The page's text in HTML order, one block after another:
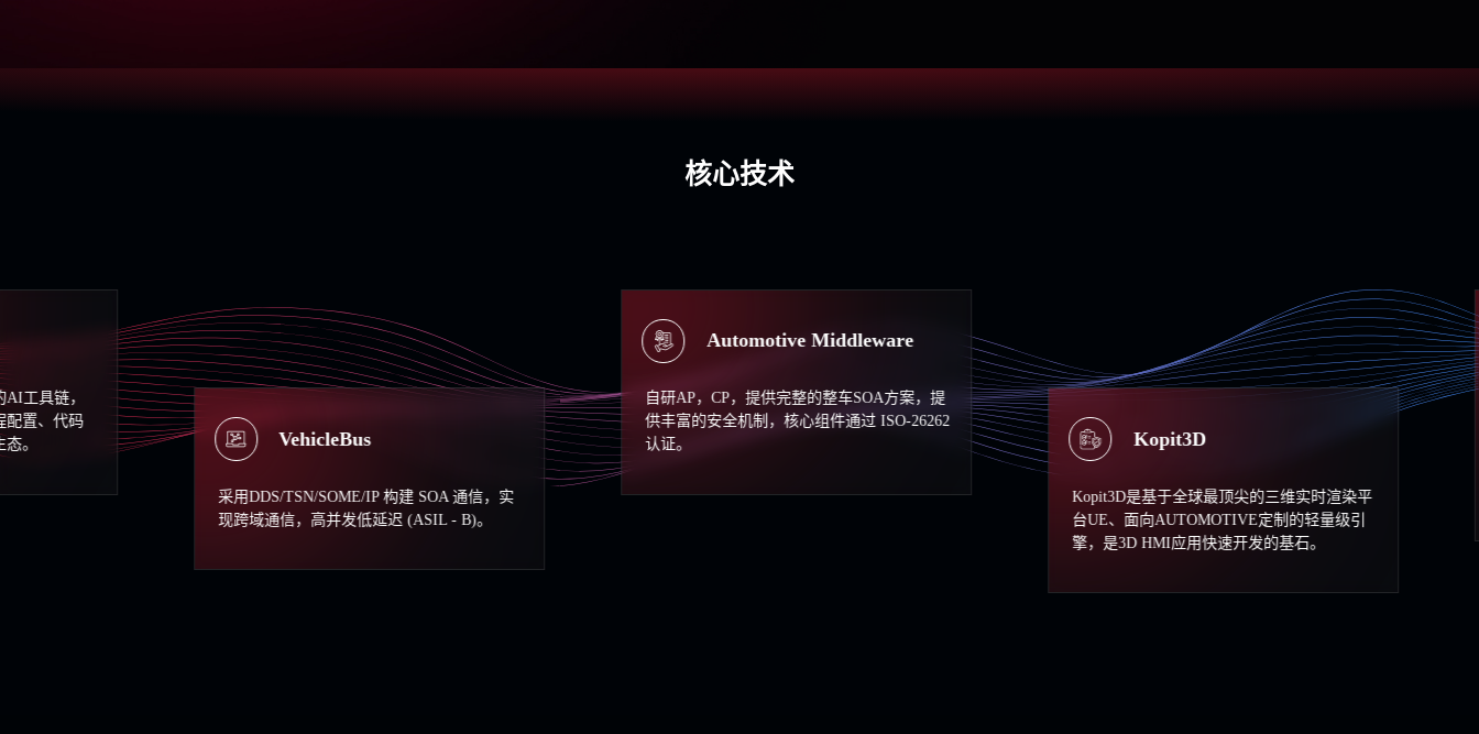
核心技术
VehicleBus
采用DDS/TSN/SOME/IP 构建 SOA 通信，实
现跨域通信，高并发低延迟 (ASIL - B)。
Automotive Middleware
自研AP，CP，提供完整的整车SOA方案，提
供丰富的安全机制，核心组件通过 ISO-26262
Kopit3D
Kopit3D是基于全球最顶尖的三维实时渲染平
台UE、面向AUTOMOTIVE定制的轻量级引
擎，是3D HMI应用快速开发的基石。
Agent OS
针对车载领域，跨芯
车企快速迭代Agent的